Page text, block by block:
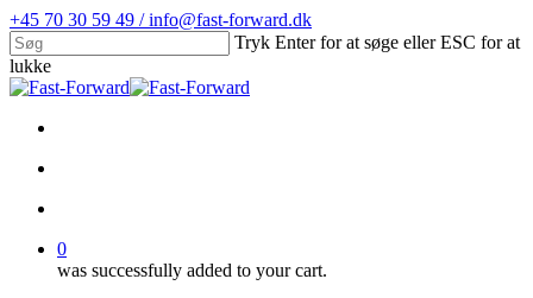
Skip
to
main
content
+45 70 30 59 49 / info@fast-forward.dk
Tryk Enter for at søge eller ESC for at
lukke
Close
0
was successfully added to your cart.